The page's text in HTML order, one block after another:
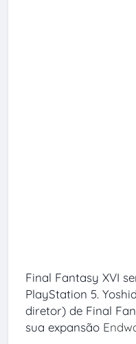
Final Fantasy XVI
PlayStation 5.
diretor) de Final
sua expansão